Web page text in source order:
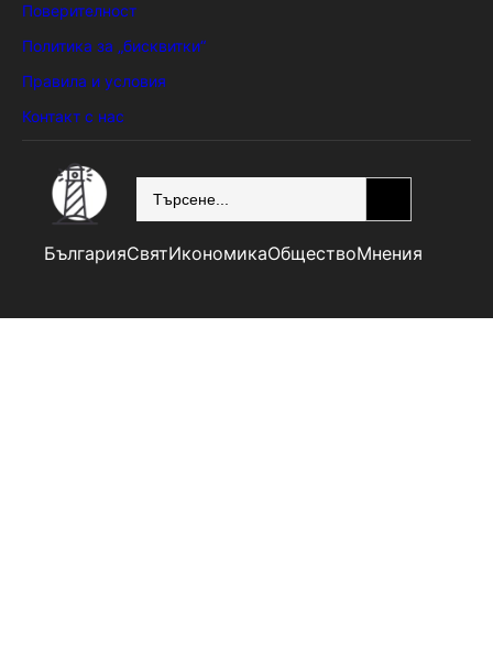
Поверителност
Политика за „бисквитки“
Правила и условия
Контакт с нас
БългарияСвятИкономикаОбществоМнения